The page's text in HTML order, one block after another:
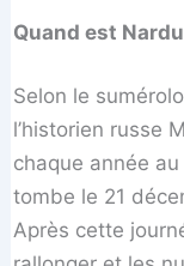
Quand est
Selon le
l’historien russe
chaque année au
tombe le 21
Après cette